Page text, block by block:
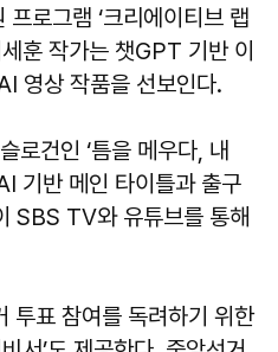
로그램 ‘크리에이티브 랩
훈 작가는 챗GPT 기반 이
영상 작품을 선보인다.
로건인 ‘틈을 메우다, 내
기반 메인 타이틀과 출구
SBS TV와 유튜브를 통해
투표 참여를 독려하기 위한